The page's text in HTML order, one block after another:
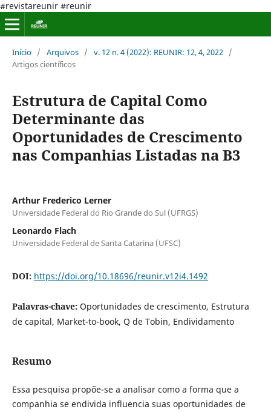
#revistareunir #reunir
Início / Arquivos / v. 12 n. 4 (2022): REUNIR: 12, 4, 2022 /
Artigos científicos
Estrutura de Capital Como
Determinante das
Oportunidades de Crescimento
nas Companhias Listadas na B3
Arthur Frederico Lerner
Universidade Federal do Rio Grande do Sul (UFRGS)
Leonardo Flach
Universidade Federal de Santa Catarina (UFSC)
DOI: https://doi.org/10.18696/reunir.v12i4.1492
Palavras-chave: Oportunidades de crescimento, Estrutura
de capital, Market-to-book, Q de Tobin, Endividamento
Resumo
Essa pesquisa propõe-se a analisar como a forma que a
companhia se endivida influencia suas oportunidades de